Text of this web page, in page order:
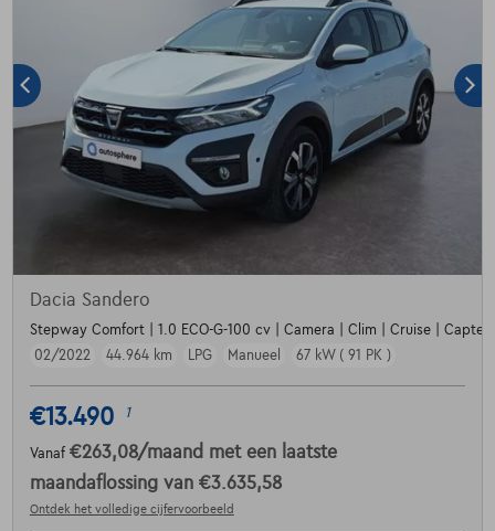
Dacia Sandero
Stepway Comfort | 1.0 ECO-G-100 cv | Camera | Clim | Cruise |
02/2022
44.964 km LPG Manueel 67 kW ( 91 PK )
€13.490 1
Vanaf €263,08/maand met een laatste
maandaflossing van €3.635,58
Ontdek het volledige cijfervoorbeeld